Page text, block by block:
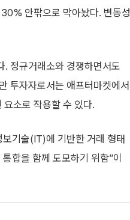
안팎으로 막아놨다. 변동성
. 정규거래소와 경쟁하면서도
투자자로서는 애프터마켓에서
요소로 작용할 수 있다.
기술(IT)에 기반한 거래 형태
합을 함께 도모하기 위함”이